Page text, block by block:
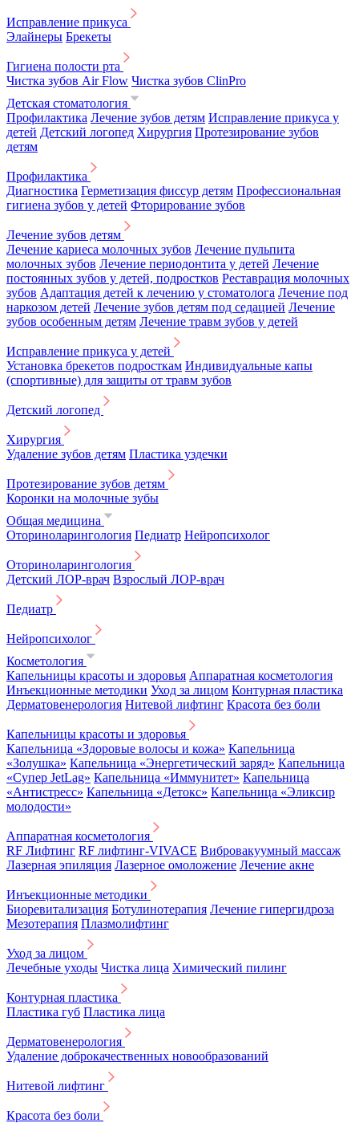
Исправление прикуса
Элайнеры Брекеты
Гигиена полости рта
Чистка зубов Air Flow Чистка зубов ClinPro
Детская стоматология
Профилактика Лечение зубов детям Исправление прикуса у
детей Детский логопед Хирургия Протезирование зубов
детям
Профилактика
Диагностика Герметизация фиссур детям Профессиональная
гигиена зубов у детей Фторирование зубов
Лечение зубов детям
Лечение кариеса молочных зубов Лечение пульпита
молочных зубов Лечение периодонтита у детей Лечение
постоянных зубов у детей, подростков Реставрация молочных
зубов Адаптация детей к лечению у стоматолога Лечение под
наркозом детей Лечение зубов детям под седацией Лечение
зубов особенным детям Лечение травм зубов у детей
Исправление прикуса у детей
Установка брекетов подросткам Индивидуальные капы
(спортивные) для защиты от травм зубов
Детский логопед
Хирургия
Удаление зубов детям Пластика уздечки
Протезирование зубов детям
Коронки на молочные зубы
Общая медицина
Оториноларингология Педиатр Нейропсихолог
Оториноларингология
Детский ЛОР-врач Взрослый ЛОР-врач
Педиатр
Нейропсихолог
Косметология
Капельницы красоты и здоровья Аппаратная косметология
Инъекционные методики Уход за лицом Контурная пластика
Дерматовенерология Нитевой лифтинг Красота без боли
Капельницы красоты и здоровья
Капельница «Здоровые волосы и кожа» Капельница
«Золушка» Капельница «Энергетический заряд» Капельница
«Супер JetLag» Капельница «Иммунитет» Капельница
«Антистресс» Капельница «Детокс» Капельница «Эликсир
молодости»
Аппаратная косметология
RF Лифтинг RF лифтинг-VIVACE Вибровакуумный массаж
Лазерная эпиляция Лазерное омоложение Лечение акне
Инъекционные методики
Биоревитализация Ботулинотерапия Лечение гипергидроза
Мезотерапия Плазмолифтинг
Уход за лицом
Лечебные уходы Чистка лица Химический пилинг
Контурная пластика
Пластика губ Пластика лица
Дерматовенерология
Удаление доброкачественных новообразований
Нитевой лифтинг
Красота без боли